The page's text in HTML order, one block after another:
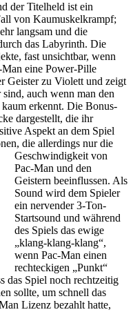
der Titelheld ist ein
von Kaumuskelkrampf;
langsam und die
das Labyrinth. Die
fast unsichtbar, wenn
eine Power-Pille
Geister zu Violett und zeigt
auch wenn man den
erkennt. Die Bonus-
dargestellt, die ihr
Aspekt an dem Spiel
die allerdings nur die
Geschwindigkeit von
Pac-Man und den
Geistern beeinflussen. Als
Sound wird dem Spieler
ein nervender 3-Ton-
Startsound und während
des Spiels das ewige
„klang-klang-klang“,
wenn Pac-Man einen
rechteckigen „Punkt“
das Spiel noch rechtzeitig
sollte, um schnell das
Lizenz bezahlt hatte,